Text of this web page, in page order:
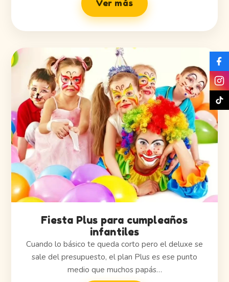
Ver más
Fiesta Plus para cumpleaños
infantiles
Cuando lo básico te queda corto pero el deluxe se
sale del presupuesto, el plan Plus es ese punto
medio que muchos papás…